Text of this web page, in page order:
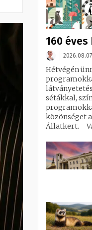
160
Hétvégén
sétákkal,
közönséget
Állatkert.